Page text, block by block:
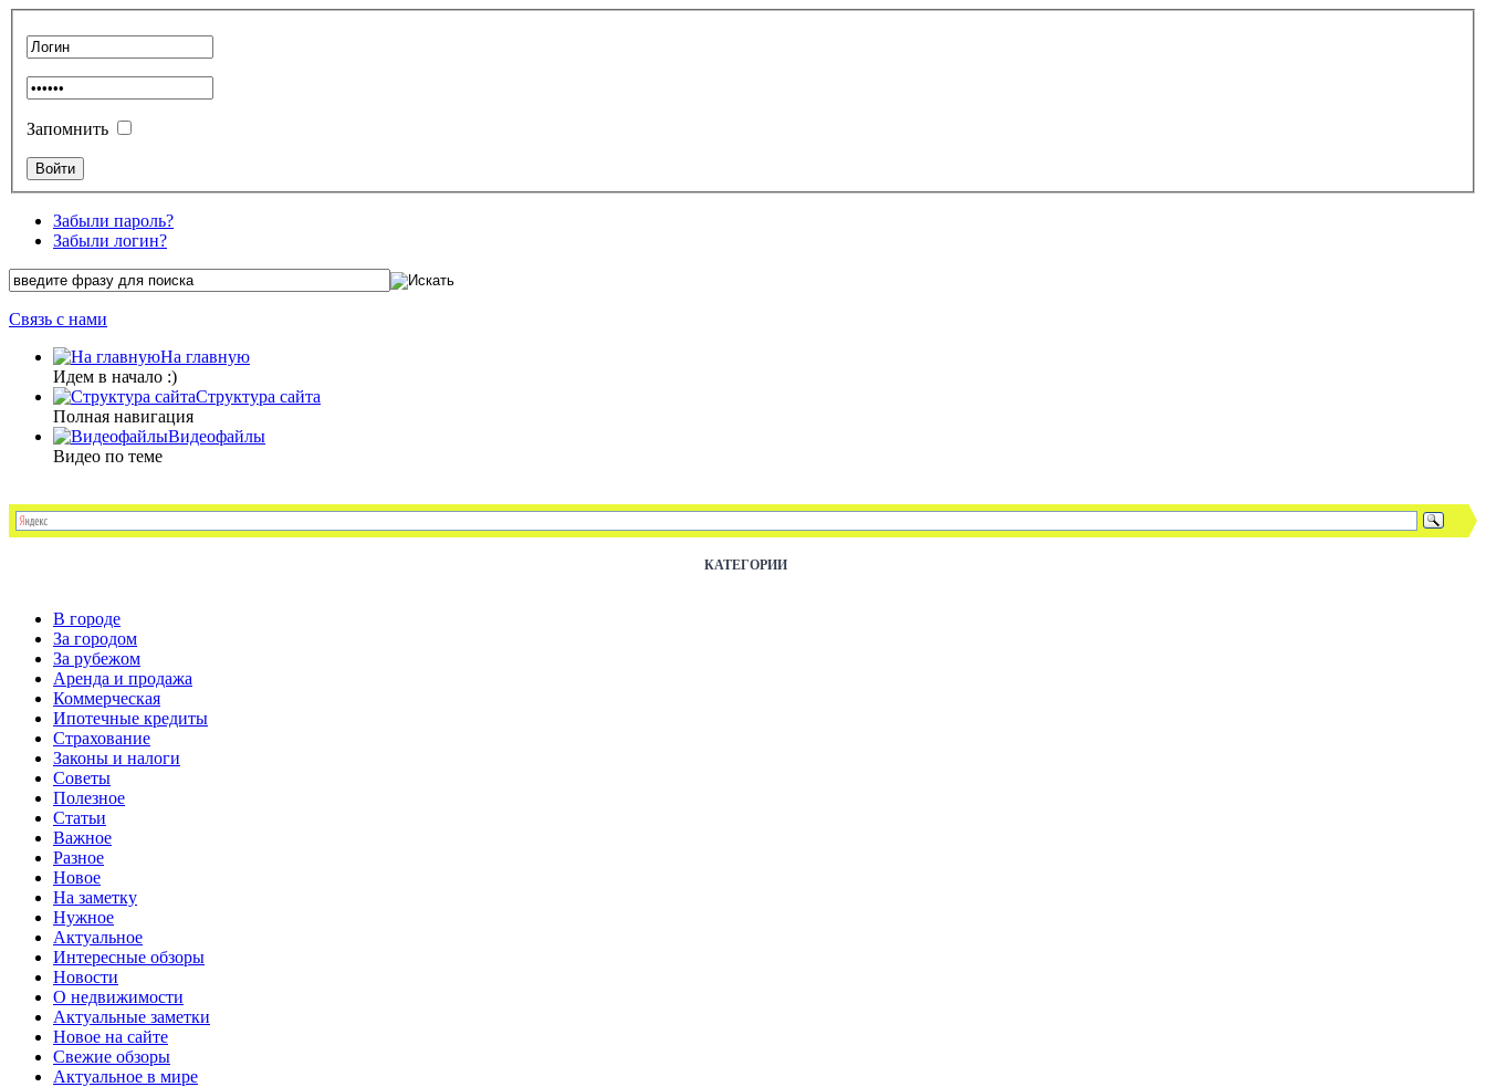
Запомнить
Забыли пароль?
Забыли логин?
Связь с нами
На главную
Идем в начало :)
Структура сайта
Полная навигация
Видеофайлы
Видео по теме
КАТЕГОРИИ
В городе
За городом
За рубежом
Аренда и продажа
Коммерческая
Ипотечные кредиты
Страхование
Законы и налоги
Советы
Полезное
Статьи
Важное
Разное
Новое
На заметку
Нужное
Актуальное
Интересные обзоры
Новости
О недвижимости
Актуальные заметки
Новое на сайте
Свежие обзоры
Актуальное в мире